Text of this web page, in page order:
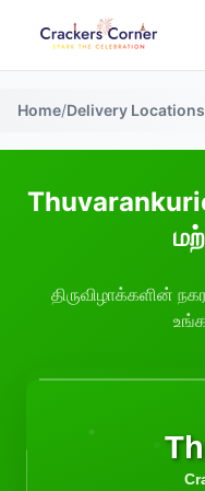
Home/Delivery Locations
திருவிழாக்களின்